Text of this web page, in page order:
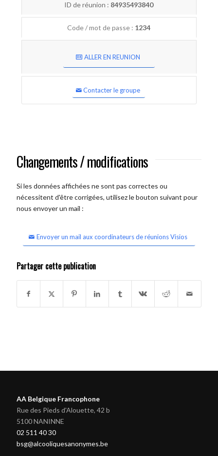
ID de réunion : 84935493840
Code / mot de passe : 1234
ALLER EN REUNION
Contacter le groupe
Changements / modifications
Si les données affichées ne sont pas correctes ou
nécessitent d'être corrigées, utilisez le bouton suivant pour
nous envoyer un mail :
Envoyer un mail aux coordinateurs de réunions Visios
Partager cette publication
AA Belgique Francophone
Rue des Pieds d'Alouette, 42 b
5100 NANINNE
02 511 40 30
bsg@alcooliquesanonymes.be